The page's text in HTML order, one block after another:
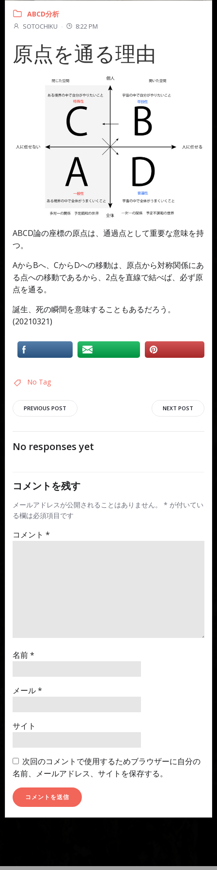
ABCD分析
SOTOCHIKU - 8:22 PM
原点を通る理由
ABCD論の座標の原点は、通過点として重要な意味を持
つ。
AからBへ、CからDへの移動は、原点から対称関係にあ
る点への移動であるから、2点を直線で結べば、必ず原
点を通る。
誕生、死の瞬間を意味することもあるだろう。
(20210321)
No Tag
投
稿
ナ
ビ
ゲ
ー
PREVIOUS POST
稿
ゲ
NEXT POST
No responses yet
コメントを残す
メールアドレスが公開されることはありません。 * が付いてい
る欄は必須項目です
コメント *
名前*
メール*
サイト
次回のコメントで使用するためブラウザーに自分の
名前、メールアドレス、サイトを保存する。